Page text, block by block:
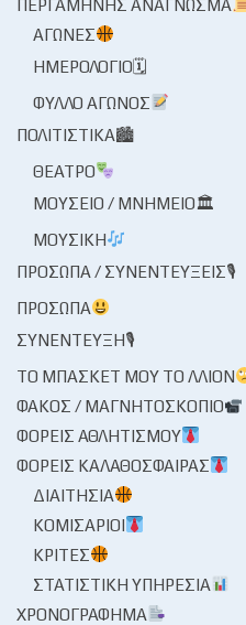
ΠΕΡΓΑΜΗΝΉΣ ΑΝΆΓΝΩΣΜΑ
ΑΓΏΝΕΣ
ΗΜΕΡΟΛΌΓΙΟ🗓
ΦΎΛΛΟ ΑΓΏΝΟΣ
ΠΟΛΙΤΙΣΤΙΚΆ🏙
ΘΈΑΤΡΟ
ΜΟΥΣΕΊΟ / ΜΝΗΜΕΊΟ🏛
ΜΟΥΣΙΚΉ
ΠΡΌΣΩΠΑ / ΣΥΝΕΝΤΕΎΞΕΙΣ🎙
ΠΡΌΣΩΠΑ
ΣΥΝΈΝΤΕΥΞΗ🎙
ΤΟ ΜΠΆΣΚΕΤ ΜΟΥ ΤΟ ΛΛΊΟΝ
ΦΑΚΌΣ / ΜΑΓΝΗΤΟΣΚΌΠΙΟ
ΦΟΡΕΊΣ ΑΘΛΗΤΙΣΜΟΎ
ΦΟΡΕΊΣ ΚΑΛΑΘΌΣΦΑΙΡΑΣ
ΔΙΑΙΤΗΣΊΑ
ΚΟΜΙΣΆΡΙΟΙ
ΚΡΙΤΈΣ
ΣΤΑΤΙΣΤΙΚΉ ΥΠΗΡΕΣΊΑ
ΧΡΟΝΟΓΡΆΦΗΜΑ